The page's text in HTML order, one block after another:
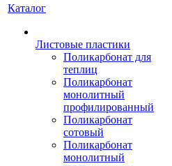
Каталог
Листовые пластики
Поликарбонат для
теплиц
Поликарбонат
монолитный
профилированный
Поликарбонат
сотовый
Поликарбонат
монолитный